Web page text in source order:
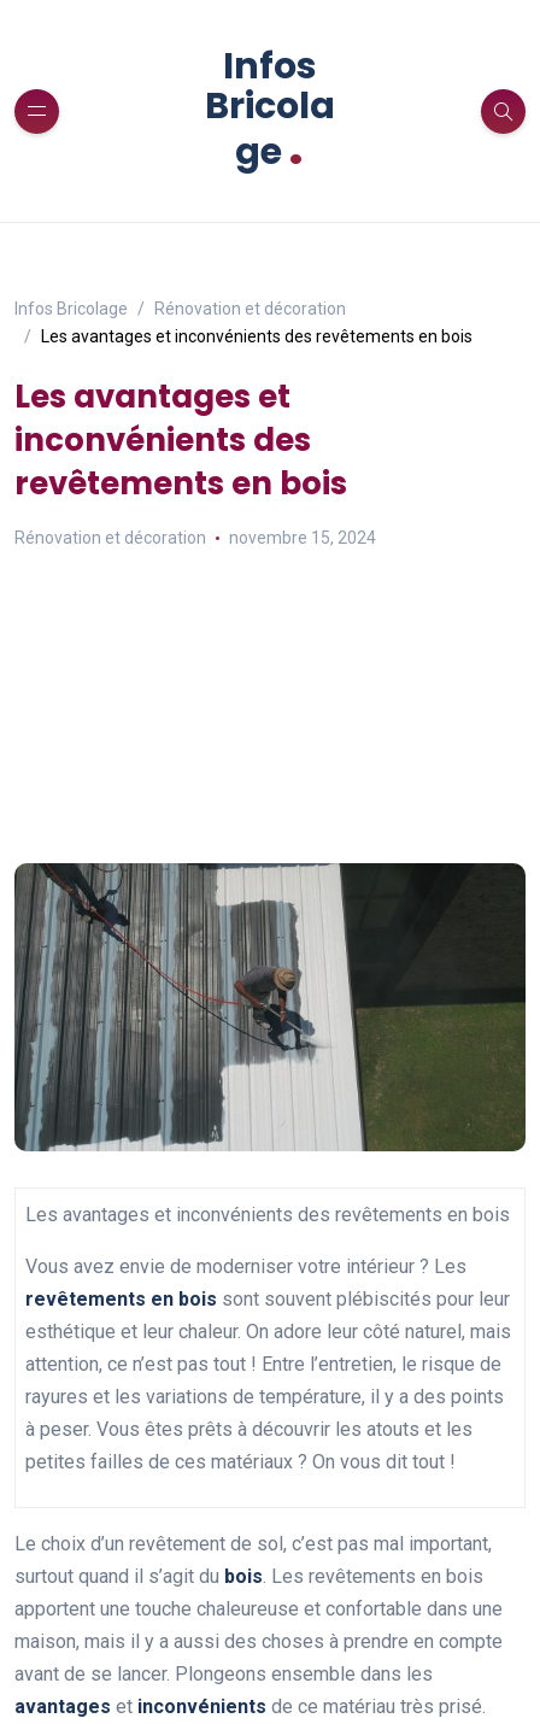
Infos
Bricola
ge.
Infos Bricolage
Rénovation et décoration
Les avantages et inconvénients des revêtements en bois
Les avantages et
inconvénients des
revêtements en bois
Rénovation et décoration novembre 15, 2024
Les avantages et inconvénients des revêtements en bois
Vous avez envie de moderniser votre intérieur ? Les
revêtements en bois sont souvent plébiscités pour leur
esthétique et leur chaleur. On adore leur côté naturel, mais
attention, ce n’est pas tout ! Entre l’entretien, le risque de
rayures et les variations de température, il y a des points
à peser. Vous êtes prêts à découvrir les atouts et les
petites failles de ces matériaux ? On vous dit tout !
Le choix d’un revêtement de sol, c’est pas mal important,
surtout quand il s’agit du bois. Les revêtements en bois
apportent une touche chaleureuse et confortable dans une
maison, mais il y a aussi des choses à prendre en compte
avant de se lancer. Plongeons ensemble dans les
avantages et inconvénients de ce matériau très prisé.